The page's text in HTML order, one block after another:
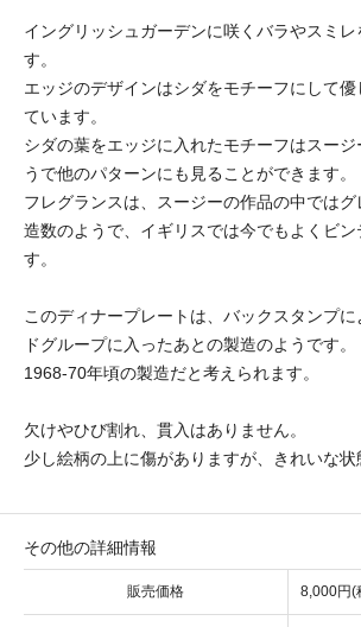
イングリッシュガーデンに咲くバラやスミレ
す。
エッジのデザインはシダをモチーフにして
ています。
シダの葉をエッジに入れたモチーフはスージ
うで他のパターンにも見ることができます。
フレグランスは、スージーの作品の中では
造数のようで、イギリスでは今でもよくビン
す。
このディナープレートは、バックスタンプ
ドグループに入ったあとの製造のようです。
1968-70年頃の製造だと考えられます。
欠けやひび割れ、貫入はありません。
少し絵柄の上に傷がありますが、きれいな状
その他の詳細情報
販売価格 8,000円(